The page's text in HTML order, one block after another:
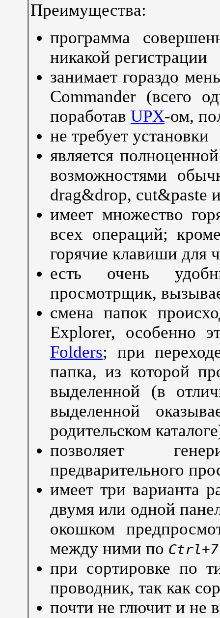
Преимущества:
программа
никакой регистрации
занимает гораздо
Commander (всего
поработав UPX-ом,
не требует установки
является
возможностями
drag&drop, cut&paste
имеет множество
всех операций;
горячие клавиши для
есть очень
просмотрщик,
смена папок
Explorer, особенно
Folders; при
папка, из которой
выделенной (в
выделенной
родительском
позволяет
предварительного
имеет три варианта
двумя или одной
окошком
между ними по
при сортировке по
проводник, так как
почти не глючит и не